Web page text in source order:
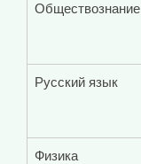
Обществознание
Русский язык
Физика